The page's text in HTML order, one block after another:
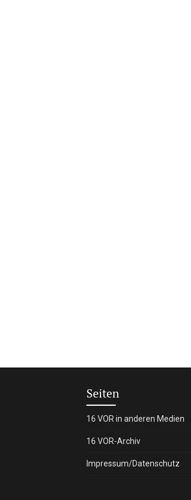
Seiten
16 VOR in anderen Medien
16 VOR-Archiv
Impressum/Datenschutz